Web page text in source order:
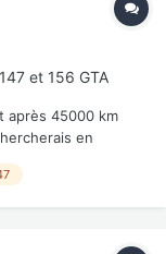
et 156 GTA
après 45000 km
en
plutôt une boîte